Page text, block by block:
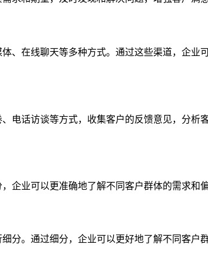
、在线聊天等多种方式。通过这些渠道，企业
电话访谈等方式，收集客户的反馈意见，分析
业可以更准确地了解不同客户群体的需求和
分。通过细分，企业可以更好地了解不同客户